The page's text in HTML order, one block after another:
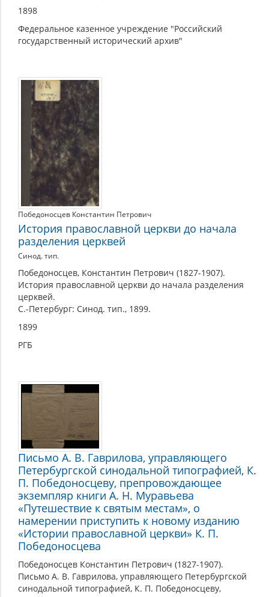
1898
Федеральное казенное учреждение "Российский
государственный исторический архив"
Победоносцев Константин Петрович
История православной церкви до начала
разделения церквей
Синод. тип.
Победоносцев, Константин Петрович (1827-1907).
История православной церкви до начала разделения
церквей.
С.-Петербург: Синод. тип., 1899.
1899
РГБ
Письмо А. В. Гаврилова, управляющего
Петербургской синодальной типографией, К.
П. Победоносцеву, препровождающее
экземпляр книги А. Н. Муравьева
«Путешествие к святым местам», о
намерении приступить к новому изданию
«Истории православной церкви» К. П.
Победоносцева
Победоносцев Константин Петрович (1827-1907).
Письмо А. В. Гаврилова, управляющего Петербургской
синодальной типографией, К. П. Победоносцеву,